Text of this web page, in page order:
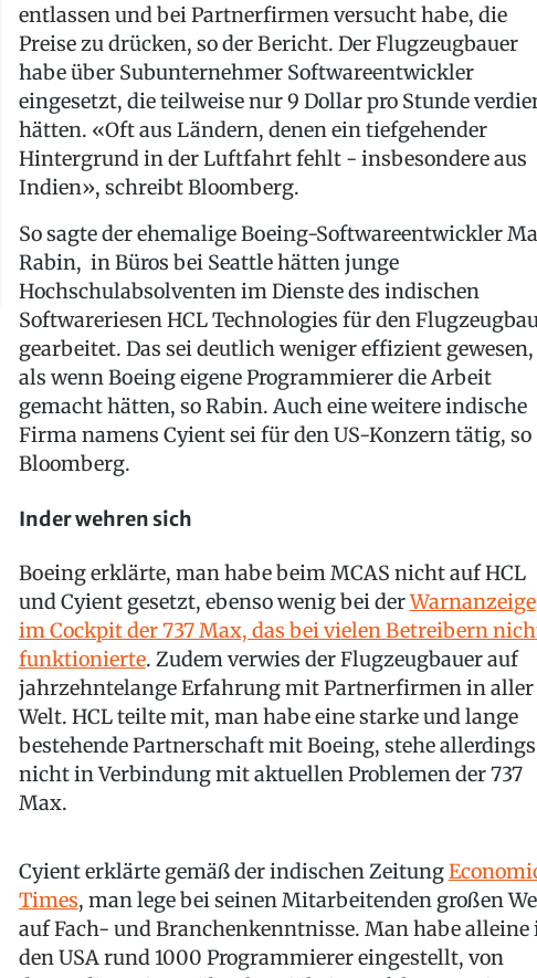
entlassen und bei Partnerfirmen versucht habe, die
Preise zu drücken, so der Bericht. Der Flugzeugbauer
habe über Subunternehmer Softwareentwickler
eingesetzt, die teilweise nur 9 Dollar pro Stunde
hätten. «Oft aus Ländern, denen ein tiefgehender
Hintergrund in der Luftfahrt fehlt - insbesondere aus
Indien», schreibt Bloomberg.
So sagte der ehemalige Boeing-Softwareentwickler
Rabin, in Büros bei Seattle hätten junge
Hochschulabsolventen im Dienste des indischen
Softwareriesen HCL Technologies für den
gearbeitet. Das sei deutlich weniger effizient gewesen,
als wenn Boeing eigene Programmierer die Arbeit
gemacht hätten, so Rabin. Auch eine weitere indische
Firma namens Cyient sei für den US-Konzern tätig, so
Bloomberg.
Inder wehren sich
Boeing erklärte, man habe beim MCAS nicht auf HCL
und Cyient gesetzt, ebenso wenig bei derWarnanzeige
im Cockpit der 737 Max, das bei vielen Betreibern
funktionierte. Zudem verwies der Flugzeugbauer auf
jahrzehntelange Erfahrung mit Partnerfirmen in aller
Welt. HCL teilte mit, man habe eine starke und lange
bestehende Partnerschaft mit Boeing, stehe allerdings
nicht in Verbindung mit aktuellen Problemen der 737
Max.
Cyient erklärte gemäß der indischen Zeitung
Times, man lege bei seinen Mitarbeitenden großen
auf Fach- und Branchenkenntnisse. Man habe alleine
den USA rund 1000 Programmierer eingestellt, von